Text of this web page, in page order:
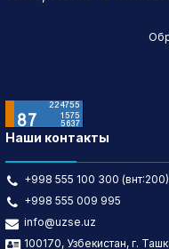
Наши контакты
+998 555 100 300 (внт:200)
+998 555 009 995
info@uzse.uz
100170, Узбекистан, г.